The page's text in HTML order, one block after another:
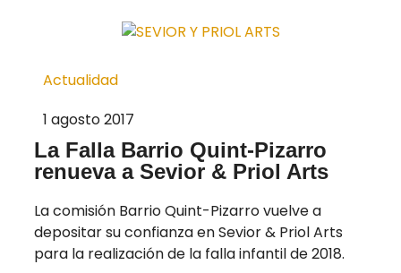
Actualidad
1 agosto 2017
La Falla Barrio Quint-Pizarro
renueva a Sevior & Priol Arts
La comisión Barrio Quint-Pizarro vuelve a
depositar su confianza en Sevior & Priol Arts
para la realización de la falla infantil de 2018.